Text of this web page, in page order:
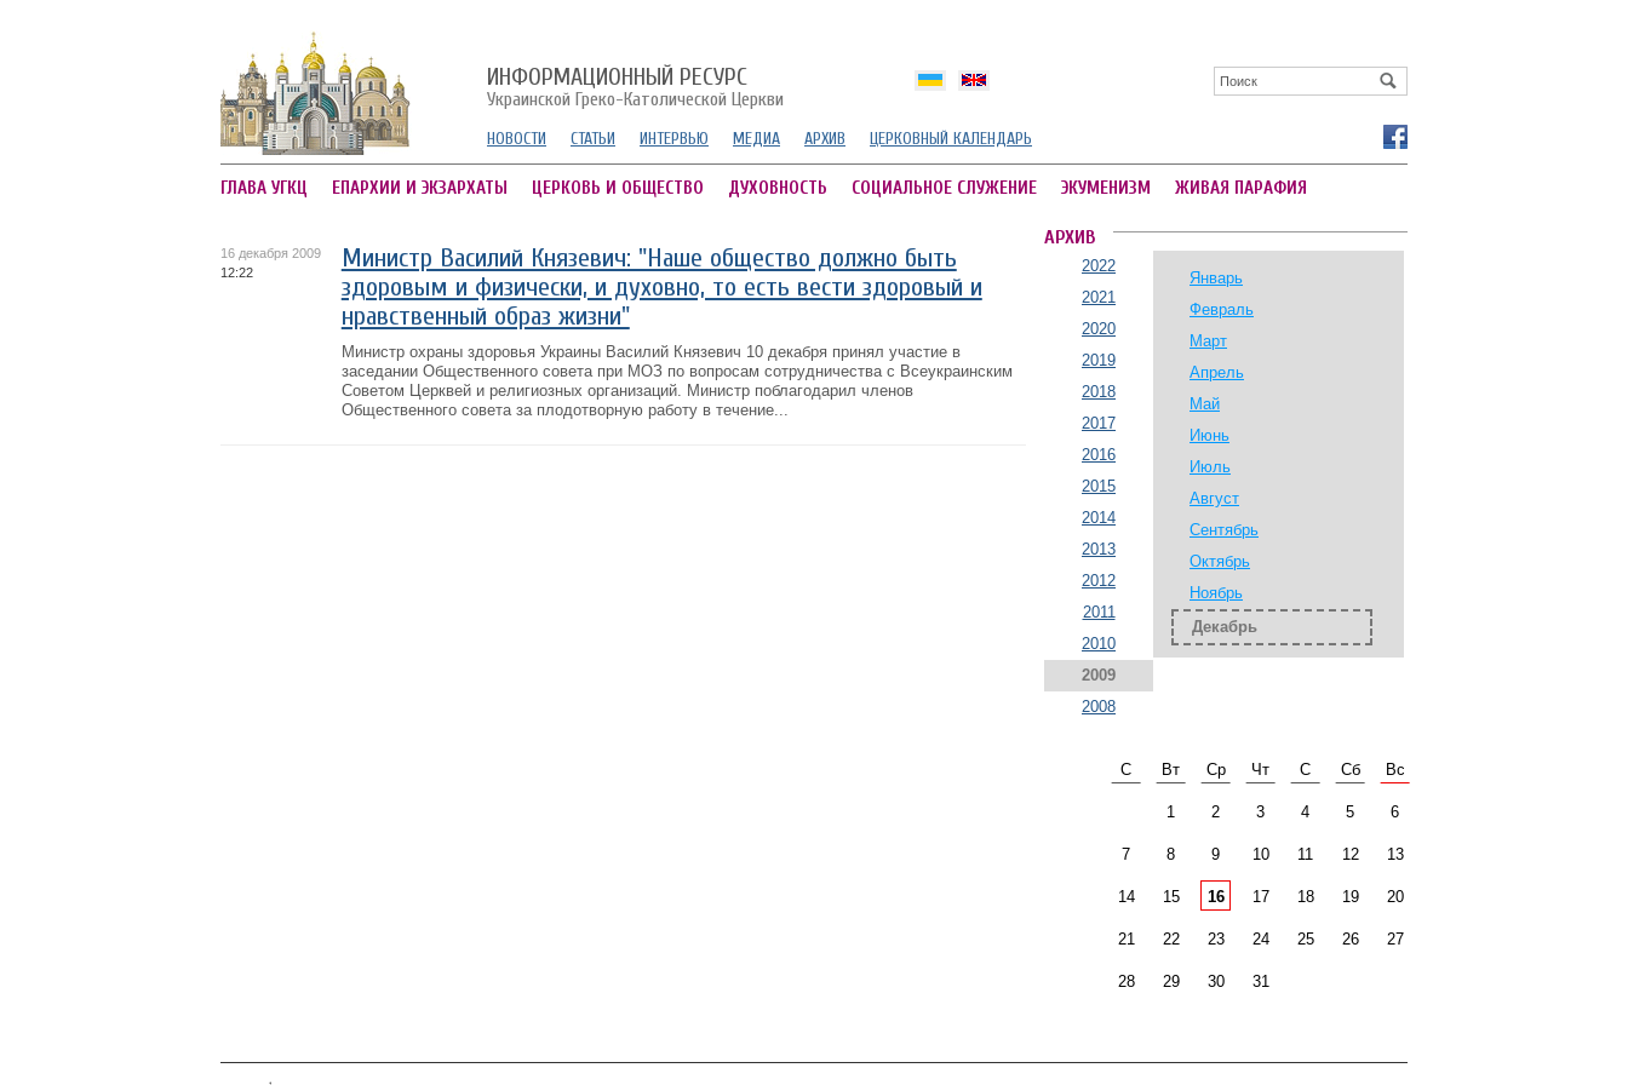
ИНФОРМАЦИОННЫЙ РЕСУРС
Украинской Греко-Католической Церкви
НОВОСТИ СТАТЬИ ИНТЕРВЬЮ МЕДИА АРХИВ ЦЕРКОВНЫЙ КАЛЕНДАРЬ
ГЛАВА УГКЦ ЕПАРХИИ И ЭКЗАРХАТЫ ЦЕРКОВЬ И ОБЩЕСТВО ДУХОВНОСТЬ СОЦИАЛЬНОЕ СЛУЖЕНИЕ ЭКУМЕНИЗМ ЖИВАЯ ПАРАФИЯ
16 декабря 2009
12:22
Министр Василий Князевич: "Наше общество должно быть
здоровым и физически, и духовно, то есть вести здоровый и
нравственный образ жизни"
Министр охраны здоровья Украины Василий Князевич 10 декабря принял участие в
заседании Общественного совета при МОЗ по вопросам сотрудничества с Всеукраинским
Советом Церквей и религиозных организаций. Министр поблагодарил членов
Общественного совета за плодотворную работу в течение...
АРХИВ
2022
2021
2020
2019
2018
2017
2016
2015
2014
2013
2012
2011
2010
2009
2008
Январь
Февраль
Март
Апрель
Май
Июнь
Июль
Август
Сентябрь
Октябрь
Ноябрь
Декабрь
С Вт Ср Чт С Сб Вс
1 2 3 4 5 6
7 8 9 10 11 12 13
14 15 16 17 18 19 20
21 22 23 24 25 26 27
28 29 30 31